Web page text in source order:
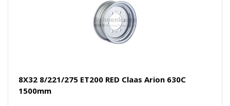
8X32 8/221/275 ET200 RED Claas Arion 630C
1500mm